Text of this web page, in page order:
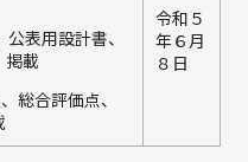
表用設計書、
載
総合評価点、
令和５
年６月
８日